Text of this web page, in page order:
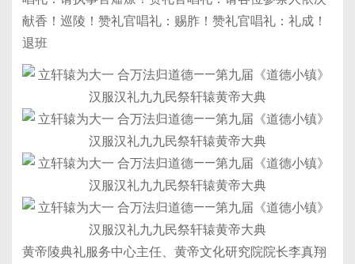
献香！巡陵！赞礼官唱礼：赐胙！赞礼官唱礼：礼成！
退班
黄帝陵典礼服务中心主任、黄帝文化研究院院长李真翔